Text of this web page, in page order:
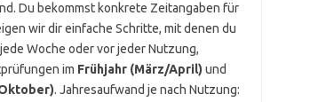
Du bekommst konkrete Zeitangaben für
wir dir einfache Schritte, mit denen du
Woche oder vor jeder Nutzung,
im Frühjahr (März/April) und
. Jahresaufwand je nach Nutzung: